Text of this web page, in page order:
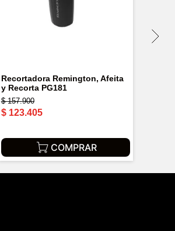
Recortadora Remington, Afeita
y Recorta PG181
$ 157.900
$ 123.405
COMPRAR